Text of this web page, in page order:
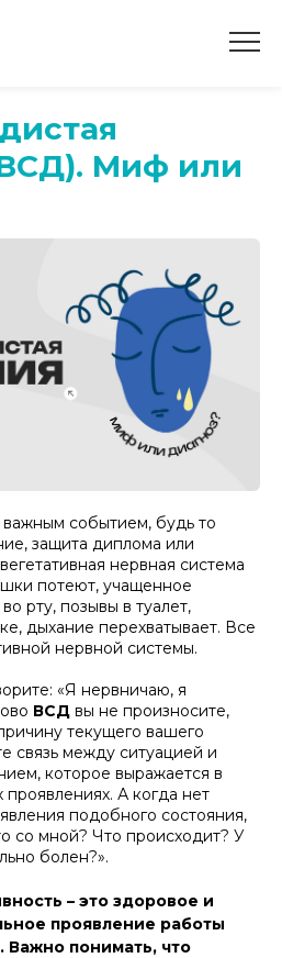
Миф или
событием, будь то
защита диплома или
нервная система
потеют, учащенное
рту, позывы в туалет,
дыхание перехватывает. Все
нервной системы.
«Я нервничаю, я
ВСД вы не произносите,
текущего вашего
связь между ситуацией и
которое выражается в
А когда нет
подобного состояния,
со мной? Что происходит? У
болен?».
– это здоровое и
проявление работы
Важно понимать, что